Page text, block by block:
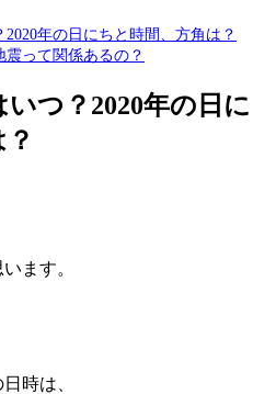
年の日にちと時間、方角は？
って関係あるの？
つ？2020年の日に
ます。
時は、